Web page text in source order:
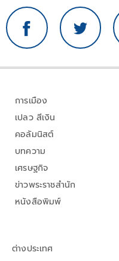
การเมือง
เปลว สีเงิน
คอลัมนิสต์
บทความ
เศรษฐกิจ
ข่าวพระราชสำนัก
หนังสือพิมพ์
ต่างประเทศ